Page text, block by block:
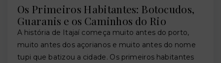
Os Primeiros Habitantes: Botocudos,
Guaranis e os Caminhos do Rio
A história de Itajaí começa muito antes do porto,
muito antes dos açorianos e muito antes do nome
tupi que batizou a cidade. Os primeiros habitantes